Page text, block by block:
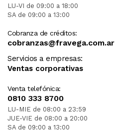
LU-VI de 09:00 a 18:00
SA de 09:00 a 13:00
Cobranza de créditos:
cobranzas@fravega.com.ar
Servicios a empresas:
Ventas corporativas
Venta telefónica:
0810 333 8700
LU-MIE de 08:00 a 23:59
JUE-VIE de 08:00 a 20:00
SA de 09:00 a 13:00